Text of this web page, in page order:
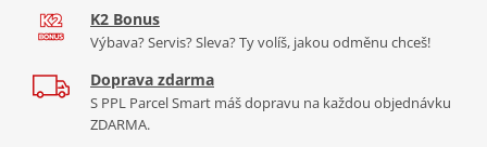
K2 Bonus
Výbava? Servis? Sleva? Ty volíš, jakou odměnu chceš!
Doprava zdarma
S PPL Parcel Smart máš dopravu na každou objednávku
ZDARMA.